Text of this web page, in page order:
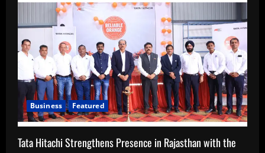
Business Featured
Tata Hitachi Strengthens Presence in Rajasthan with the